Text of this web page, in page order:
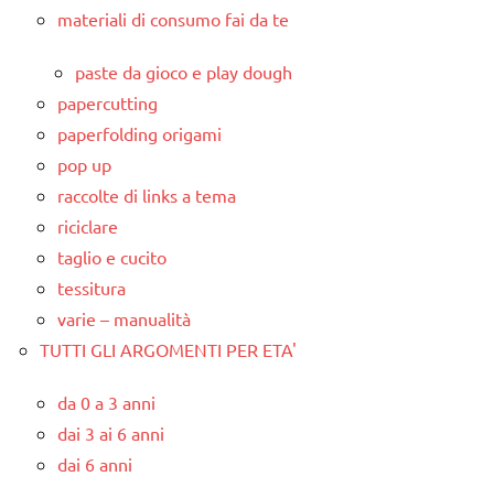
materiali di consumo fai da te
paste da gioco e play dough
papercutting
paperfolding origami
pop up
raccolte di links a tema
riciclare
taglio e cucito
tessitura
varie – manualità
TUTTI GLI ARGOMENTI PER ETA'
da 0 a 3 anni
dai 3 ai 6 anni
dai 6 anni